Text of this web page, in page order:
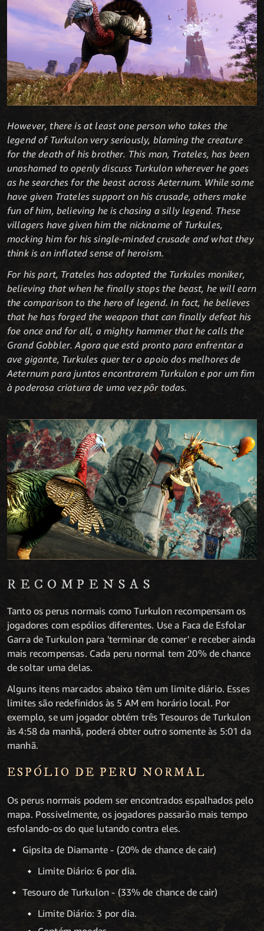
However, there is at least one person who takes the
legend of Turkulon very seriously, blaming the creature
for the death of his brother. This man, Trateles, has been
unashamed to openly discuss Turkulon wherever he goes
as he searches for the beast across Aeternum. While some
have given Trateles support on his crusade, others make
fun of him, believing he is chasing a silly legend. These
villagers have given him the nickname of Turkules,
mocking him for his single-minded crusade and what they
think is an inflated sense of heroism.
For his part, Trateles has adopted the Turkules moniker,
believing that when he finally stops the beast, he will earn
the comparison to the hero of legend. In fact, he believes
that he has forged the weapon that can finally defeat his
foe once and for all, a mighty hammer that he calls the
Grand Gobbler. Agora que está pronto para enfrentar a
ave gigante, Turkules quer ter o apoio dos melhores de
Aeternum para juntos encontrarem Turkulon e por um fim
à poderosa criatura de uma vez pôr todas.
RECOMPENSAS
Tanto os perus normais como Turkulon recompensam os
jogadores com espólios diferentes. Use a Faca de Esfolar
Garra de Turkulon para 'terminar de comer' e receber ainda
mais recompensas. Cada peru normal tem 20% de chance
de soltar uma delas.
Alguns itens marcados abaixo têm um limite diário. Esses
limites são redefinidos às 5 AM em horário local. Por
exemplo, se um jogador obtém três Tesouros de Turkulon
às 4:58 da manhã, poderá obter outro somente às 5:01 da
manhã.
ESPÓLIO DE PERU NORMAL
Os perus normais podem ser encontrados espalhados pelo
mapa. Possivelmente, os jogadores passarão mais tempo
esfolando-os do que lutando contra eles.
Gipsita de Diamante - (20% de chance de cair)
Limite Diário: 6 por dia.
Tesouro de Turkulon - (33% de chance de cair)
Limite Diário: 3 por dia.